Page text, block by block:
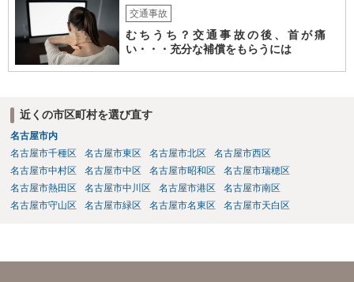
交通事故
むちうち？交通事故の後、首が痛
い・・・充分な補償をもらうには
近くの市区町村を選び直す
名古屋市内
名古屋市千種区
名古屋市東区 名古屋市北区
名古屋市西区
名古屋市中村区
名古屋市中区 名古屋市昭和区
名古屋市瑞穂区
名古屋市熱田区
名古屋市中川区 名古屋市港区
名古屋市南区
名古屋市守山区
名古屋市緑区 名古屋市名東区 名古屋市天白区